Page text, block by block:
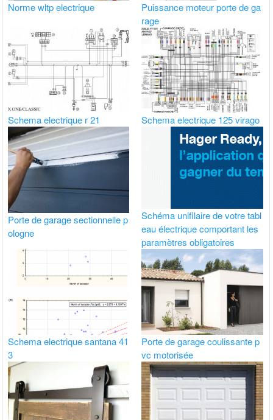
Norme wltp electrique
Puissance moteur porte de ga
rage
Schema electrique r 21 Schema electrique 125 virago
Porte de garage sectionnelle p
ologne
Schéma unifilaire de votre tabl
eau électrique comportant les
paramètres obligatoires
Schema electrique santana 41
3
Porte de garage coulissante p
vc motorisée